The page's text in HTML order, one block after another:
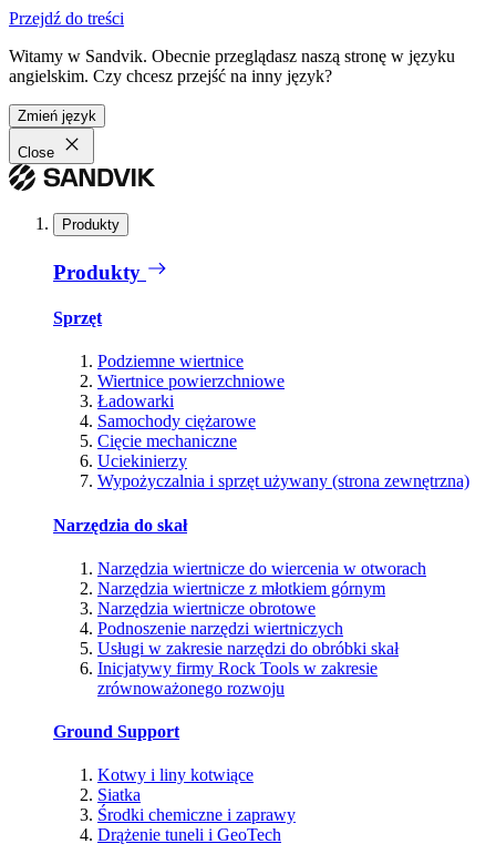
Przejdź do treści
Witamy w Sandvik. Obecnie przeglądasz naszą stronę w języku
angielskim. Czy chcesz przejść na inny język?
Zmień język
Close
Produkty
Produkty
Sprzęt
Podziemne wiertnice
Wiertnice powierzchniowe
Ładowarki
Samochody ciężarowe
Cięcie mechaniczne
Uciekinierzy
Wypożyczalnia i sprzęt używany (strona zewnętrzna)
Narzędzia do skał
Narzędzia wiertnicze do wiercenia w otworach
Narzędzia wiertnicze z młotkiem górnym
Narzędzia wiertnicze obrotowe
Podnoszenie narzędzi wiertniczych
Usługi w zakresie narzędzi do obróbki skał
Inicjatywy firmy Rock Tools w zakresie
zrównoważonego rozwoju
Ground Support
Kotwy i liny kotwiące
Siatka
Środki chemiczne i zaprawy
Drążenie tuneli i GeoTech